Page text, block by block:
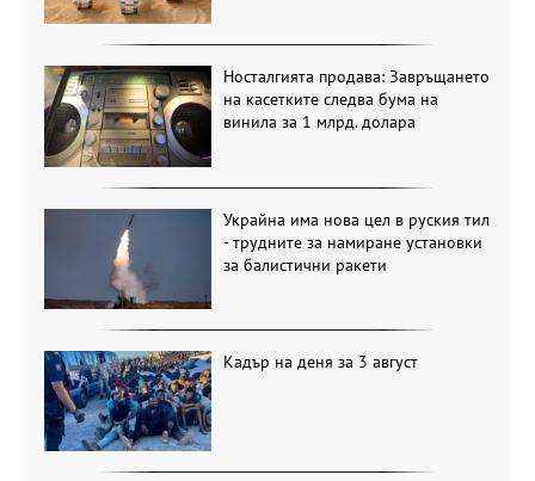
Носталгията продава: Завръщането
на касетките следва бума на
винила за 1 млрд. долара
Украйна има нова цел в руския тил
- трудните за намиране установки
за балистични ракети
Кадър на деня за 3 август